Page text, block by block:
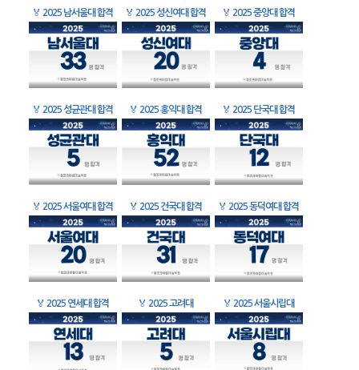
🏅 2025 남서울대 합격 🏅 2025 성신여대 합격 🏅 2025 중앙대 합격
🏅 2025 성균관대 합격 🏅 2025 홍익대 합격 🏅 2025 단국대 합격
🏅 2025 서울여대 합격 🏅 2025 건국대 합격 🏅 2025 동덕여대 합격
🏅 2025 연세대 합격 🏅 2025 고려대 🏅 2025 서울시립대